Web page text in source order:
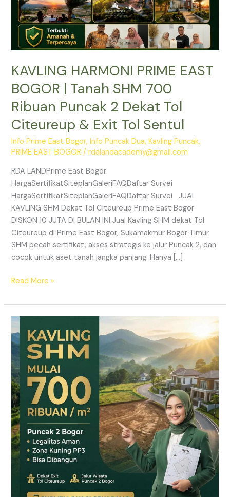
KAVLING HARMONI PRIME EAST
BOGOR | Tanah SHM 700
Ribuan Puncak 2 Dekat Tol
Citeureup & Exit Tol Sentul
Info Prime East Bogor,Info Puncak Dua,Kavling Puncak,
PRIME EAST BOGOR /rdalandacademy@gmail.com
RDA LANDPrime East Bogor
HargaSertifikatSiteplanGaleriFAQDaftar Survei
HargaSertifikatSiteplanGaleriFAQDaftar Survei JUAL
KAVLING SHM Dekat Tol Citeureup Prime East Bogor
DISKON 10 JUTA DI BULAN INI Jual Kavling SHM dekat Tol
Citeureup di Prime East Bogor, Sukamakmur Bogor Timur.
SHM pecah sertifikat, akses strategis ke jalur Puncak 2, dan
cocok untuk aset tanah jangka panjang. Hanya […]
Ribuan
Puncak
Dekat
Citeureup
Exit
Tol
Read More »
HARMONI
PRIME
EAST
BOGOR
–
KAVLING
SHM
LEGAL
DI
PUNCAK
2
BOGOR